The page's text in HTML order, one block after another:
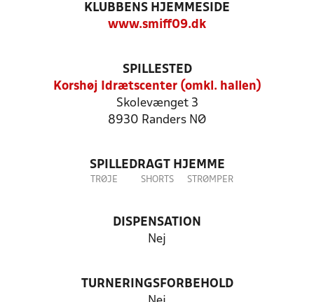
KLUBBENS HJEMMESIDE
www.smiff09.dk
SPILLESTED
Korshøj Idrætscenter (omkl. hallen)
Skolevænget 3
8930 Randers NØ
SPILLEDRAGT HJEMME
TRØJE SHORTS STRØMPER
DISPENSATION
Nej
TURNERINGSFORBEHOLD